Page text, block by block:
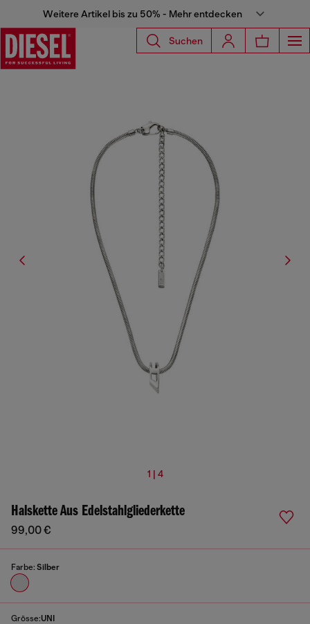
Weitere Artikel bis zu 50% - Mehr entdecken
Suchen
1 | 4
Halskette Aus Edelstahlgliederkette
99,00 €
Farbe: Silber
Grösse:UNI